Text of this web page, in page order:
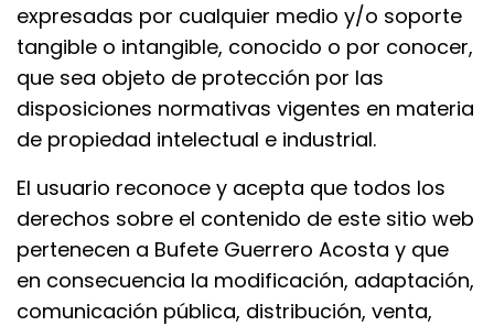
expresadas por cualquier medio y/o soporte
tangible o intangible, conocido o por conocer,
que sea objeto de protección por las
disposiciones normativas vigentes en materia
de propiedad intelectual e industrial.
El usuario reconoce y acepta que todos los
derechos sobre el contenido de este sitio web
pertenecen a Bufete Guerrero Acosta y que
en consecuencia la modificación, adaptación,
comunicación pública, distribución, venta,